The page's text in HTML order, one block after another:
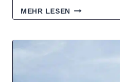
MEHR LESEN WIE
ICH